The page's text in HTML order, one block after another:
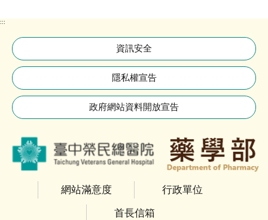
學
術
教
學
表
下
:::
資訊安全
隱私權宣告
政府網站資料開放宣告
網站滿意度
行政單位
首長信箱